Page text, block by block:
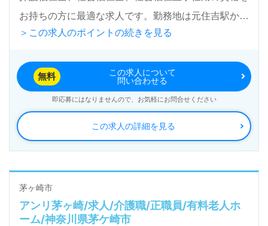
お持ちの方に最適な求人です。勤務地は元住吉駅から
徒歩3分の便利な立地で、通勤も容易です。
「HEART to HEART」を企業理念に掲げ、チームで
の寄り添いを重視した訪問介護事業所で働くことがで
きます。看護助手や介護職の経験を生かしながら、新
たにサービス提供責任者としての役割を担うことで、
専門性を高めるチャンスがあります。また、訪問介護
事業所での勤務経験がない方でも歓迎されており、心
と心のふれあいを大切にする環境で、新たなキャリア
を築くことができます。
＞この求人のポイントの続きを見る
この求人の詳細を見る
無料
この求人について
問い合わせる
即応募にはなりませんので、お気軽にお問合せください
茅ヶ崎市
アンリ茅ヶ崎/求人/介護職/正職員/有料老人ホ
ーム/神奈川県茅ケ崎市